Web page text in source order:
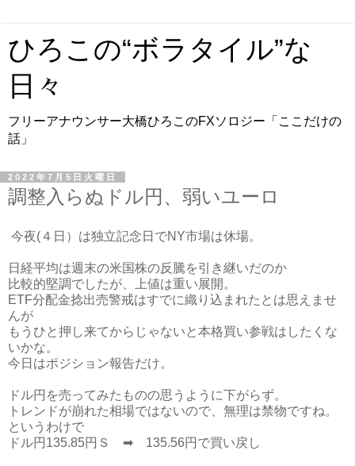
ひろこの“ボラタイル”な
日々
フリーアナウンサー大橋ひろこのFXソロジー「ここだけの
話」
2022年7月5日火曜日
調整入らぬドル円、弱いユーロ
今夜(４日）は独立記念日でNY市場は休場。
日経平均は週末の米国株の反騰を引き継いだのか
比較的堅調でしたが、上値は重い展開。
ETF分配金捻出売警戒はすでに織り込まれたとは思えませ
んが
もうひと押し来てからじゃないと本格買い参戦はしたくな
いかな。
今日はポジション報告だけ。
ドル円を売ってみたものの思うように下がらず。
トレンドが崩れた相場ではないので、無理は禁物ですね。
というわけで
ドル円135.85円Ｓ ➡ 135.56円で買い戻し